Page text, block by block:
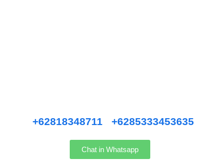
+62818348711 +6285333453635
Chat in Whatsapp